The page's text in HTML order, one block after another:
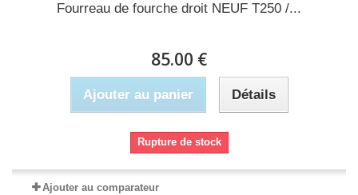
Fourreau de fourche droit NEUF T250 /...
85.00 €
Ajouter au panier Détails
Rupture de stock
Ajouter au comparateur